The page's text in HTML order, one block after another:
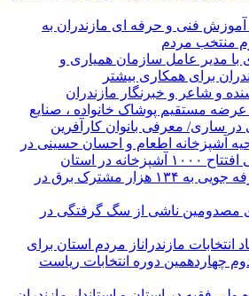
آموزش فنی و حرفه ای مازندران به
منتخب مردم
با مدیر عامل سازمان همیاری و
برای همکاری بیشتر
و شاعر و خبرنگار مازندران
عرضه مستقیم پوشاک خانواده ، صنایع
در ساری/ معرفی بانوان کارآفرین
آشپزخانه اطعام و احسان حسینی در
در استان
پرداخت پاداش صرفه جویی به ۱۳۴ هزار مشترک برق در
درصدی مصدومین ناشی از سگ گرفتگی در
انتخابات مازندراناز مردم استان برای
چهاردهمین دوره انتخابات ریاست